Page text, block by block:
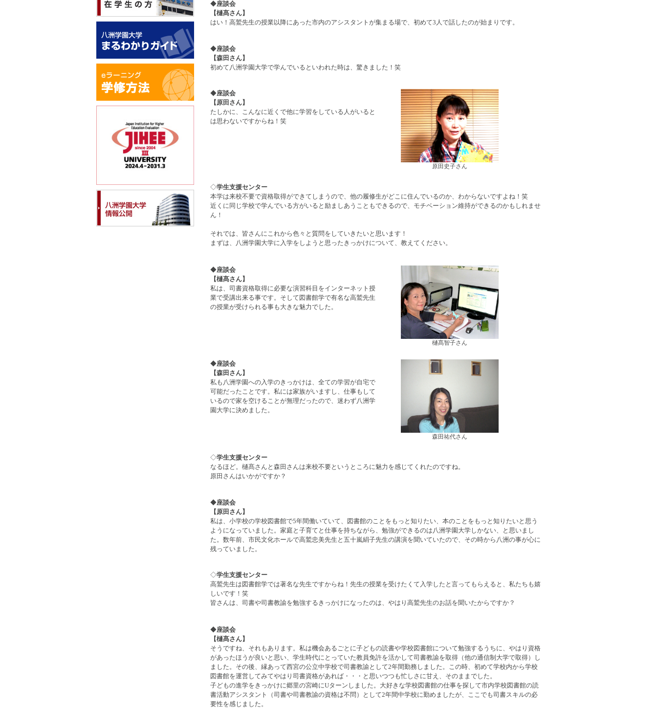
◆座談会
【樋髙さん】
はい！高鷲先生の授業以降にあった市内のアシスタントが集まる場で、初めて3人で話したのが始まりです。
◆座談会
【森田さん】
初めて八洲学園大学で学んでいるといわれた時は、驚きました！笑
◆座談会
【原田さん】
たしかに、こんなに近くで他に学習をしている人がいると
は思わないですからね！笑
原田史子さん
◇学生支援センター
本学は来校不要で資格取得ができてしまうので、他の履修生がどこに住んでいるのか、わからないですよね！笑
近くに同じ学校で学んでいる方がいると励ましあうこともできるので、モチベーション維持ができるのかもしれませ
ん！
それでは、皆さんにこれから色々と質問をしていきたいと思います！
まずは、八洲学園大学に入学をしようと思ったきっかけについて、教えてください。
◆座談会
【樋髙さん】
私は、司書資格取得に必要な演習科目をインターネット授
業で受講出来る事です。そして図書館学で有名な高鷲先生
の授業が受けられる事も大きな魅力でした。
樋髙智子さん
◆座談会
【森田さん】
私も八洲学園への入学のきっかけは、全ての学習が自宅で
可能だったことです。私には家族がいますし、仕事もして
いるので家を空けることが無理だったので、迷わず八洲学
園大学に決めました。
森田祐代さん
◇学生支援センター
なるほど。樋髙さんと森田さんは来校不要というところに魅力を感じてくれたのですね。
原田さんはいかがですか？
◆座談会
【原田さん】
私は、小学校の学校図書館で5年間働いていて、図書館のことをもっと知りたい、本のことをもっと知りたいと思う
ようになっていました。家庭と子育てと仕事を持ちながら、勉強ができるのは八洲学園大学しかない、と思いまし
た。数年前、市民文化ホールで高鷲忠美先生と五十嵐絹子先生の講演を聞いていたので、その時から八洲の事が心に
残っていました。
◇学生支援センター
高鷲先生は図書館学では著名な先生ですからね！先生の授業を受けたくて入学したと言ってもらえると、私たちも嬉
しいです！笑
皆さんは、司書や司書教諭を勉強するきっかけになったのは、やはり高鷲先生のお話を聞いたからですか？
◆座談会
【樋髙さん】
そうですね、それもあります。私は機会あるごとに子どもの読書や学校図書館について勉強するうちに、やはり資格
があったほうが良いと思い、学生時代にとっていた教員免許を活かして司書教諭を取得（他の通信制大学で取得）し
ました。その後、縁あって西宮の公立中学校で司書教諭として2年間勤務しました。この時、初めて学校内から学校
図書館を運営してみてやはり司書資格があれば・・・と思いつつも忙しさに甘え、そのままでした。
子どもの進学をきっかけに郷里の宮崎にUターンしました。大好きな学校図書館の仕事を探して市内学校図書館の読
書活動アシスタント（司書や司書教諭の資格は不問）として2年間中学校に勤めましたが、ここでも司書スキルの必
要性を感じました。